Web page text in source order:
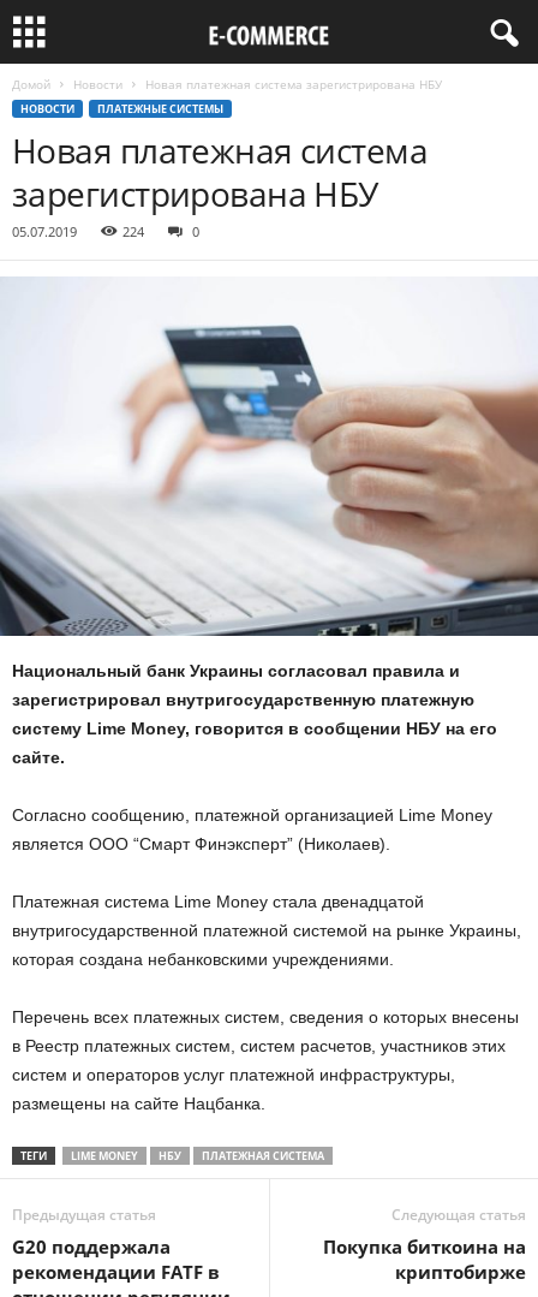
Домой Новости Новая платежная система зарегистрирована НБУ
НОВОСТИ ПЛАТЕЖНЫЕ СИСТЕМЫ
Новая платежная система
зарегистрирована НБУ
05.07.2019 224 0
Национальный банк Украины согласовал правила и
зарегистрировал внутригосударственную платежную
систему Lime Money, говорится в сообщении НБУ на его
сайте.
Согласно сообщению, платежной организацией Lime Money
является ООО “Смарт Финэксперт” (Николаев).
Платежная система Lime Money стала двенадцатой
внутригосударственной платежной системой на рынке Украины,
которая создана небанковскими учреждениями.
Перечень всех платежных систем, сведения о которых внесены
в Реестр платежных систем, систем расчетов, участников этих
систем и операторов услуг платежной инфраструктуры,
размещены на сайте Нацбанка.
ТЕГИ LIME MONEY НБУ ПЛАТЕЖНАЯ СИСТЕМА
Предыдущая статья
G20 поддержала
рекомендации FATF в
Следующая статья
Покупка биткоина на
криптобирже